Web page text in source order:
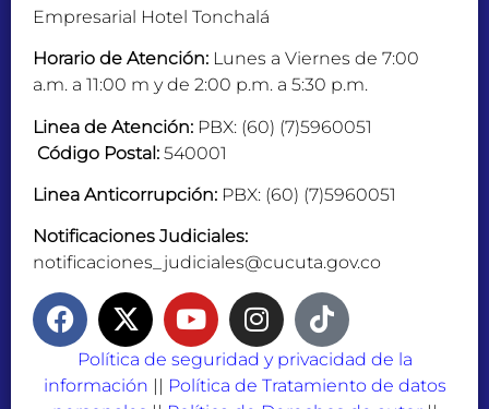
Empresarial Hotel Tonchalá
Horario de Atención: Lunes a Viernes de 7:00
a.m. a 11:00 m y de 2:00 p.m. a 5:30 p.m.
Linea de Atención: PBX: (60) (7)5960051
Código Postal: 540001
Linea Anticorrupción: PBX: (60) (7)5960051
Notificaciones Judiciales:
notificaciones_judiciales@cucuta.gov.co
Política de seguridad y privacidad de la
información || Política de Tratamiento de datos